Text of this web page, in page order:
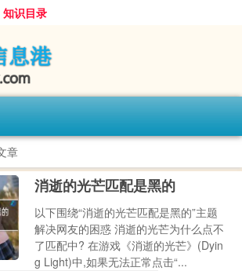
知识目录
章
消逝的光芒匹配是黑的
以下围绕“消逝的光芒匹配是黑的”主题
解决网友的困惑 消逝的光芒为什么点不
了匹配中? 在游戏《消逝的光芒》(Dyin
g Light)中,如果无法正常点击“...